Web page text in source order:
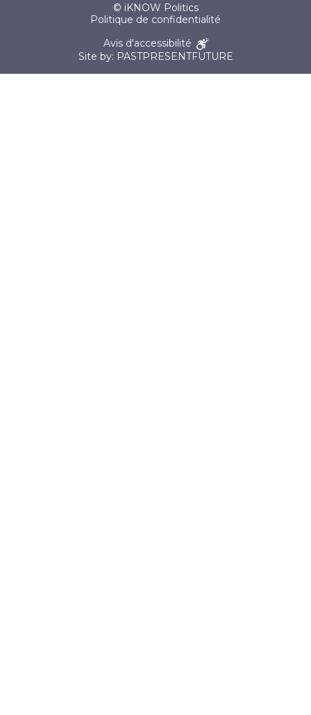
© iKNOW Politics
Politique de confidentialité
Avis d'accessibilité
Site by: PASTPRESENTFUTURE